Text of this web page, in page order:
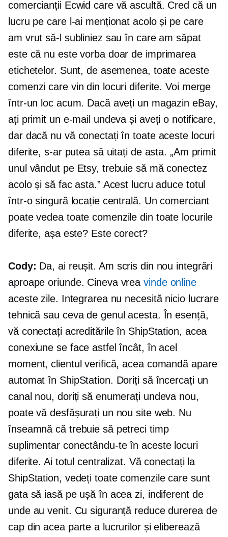
comercianții Ecwid care vă ascultă. Cred că un
lucru pe care l-ai menționat acolo și pe care
am vrut să-l subliniez sau în care am săpat
este că nu este vorba doar de imprimarea
etichetelor. Sunt, de asemenea, toate aceste
comenzi care vin din locuri diferite. Voi merge
într-un loc acum. Dacă aveți un magazin eBay,
ați primit un e-mail undeva și aveți o notificare,
dar dacă nu vă conectați în toate aceste locuri
diferite, s-ar putea să uitați de asta. „Am primit
unul vândut pe Etsy, trebuie să mă conectez
acolo și să fac asta.” Acest lucru aduce totul
într-o singură locație centrală. Un comerciant
poate vedea toate comenzile din toate locurile
diferite, așa este? Este corect?
Cody: Da, ai reușit. Am scris din nou integrări
aproape oriunde. Cineva vreavinde online
aceste zile. Integrarea nu necesită nicio lucrare
tehnică sau ceva de genul acesta. În esență,
vă conectați acreditările în ShipStation, acea
conexiune se face astfel încât, în acel
moment, clientul verifică, acea comandă apare
automat în ShipStation. Doriți să încercați un
canal nou, doriți să enumerați undeva nou,
poate vă desfășurați un nou site web. Nu
înseamnă că trebuie să petreci timp
suplimentar conectându-te în aceste locuri
diferite. Ai totul centralizat. Vă conectați la
ShipStation, vedeți toate comenzile care sunt
gata să iasă pe ușă în acea zi, indiferent de
unde au venit. Cu siguranță reduce durerea de
cap din acea parte a lucrurilor și eliberează